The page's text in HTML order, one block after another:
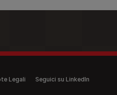
Legali Seguici su LinkedIn